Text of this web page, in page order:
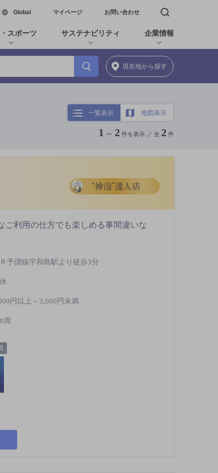
Global新しいウィンドウで開く
マイページ お問い合わせ 検索窓を開く
スポーツ サステナビリティ 企業情報
現在地から探す
一覧表示 地図表示
1 ～ 2 件を表示 ／ 全 2 件
ご利用の仕方でも楽しめる事間違いな
Ｒ予讃線宇和島駅より徒歩3分
円以上～3,000円未満
席